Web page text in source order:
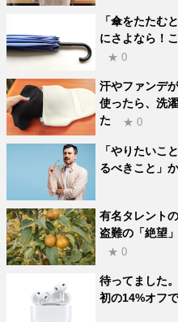
「傘をたたむ
にさよなら！
★ 0
汗やファンデ
使ったら、洗
た
★ 0
「やりたいこ
るべきこと」
有名タレント
盗難の「絶望
★ 0
待ってました
初の14%オフ